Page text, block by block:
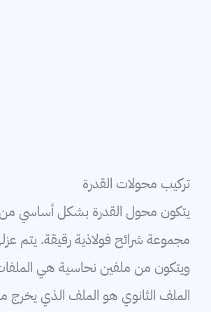
تركيب محولات القدرة
يتكون محول القدرة بشكل أساسي
مجموعة شرائح فولاذية رقيقة. يتم
ويتكون من ملفين نحاسية هي الملفات